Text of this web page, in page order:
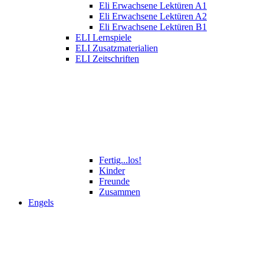
Eli Erwachsene Lektüren A1
Eli Erwachsene Lektüren A2
Eli Erwachsene Lektüren B1
ELI Lernspiele
ELI Zusatzmaterialien
ELI Zeitschriften
Fertig...los!
Kinder
Freunde
Zusammen
Engels